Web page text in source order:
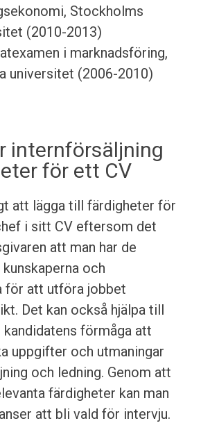
Stockholms
(2010-2013)
i marknadsföring,
universitet (2006-2010)
internförsäljning
för ett CV
att lägga till färdigheter för
i sitt CV eftersom det
att man har de
och
för att utföra jobbet
Det kan också hjälpa till
kandidatens förmåga att
uppgifter och utmaningar
och ledning. Genom att
färdigheter kan man
att bli vald för intervju.